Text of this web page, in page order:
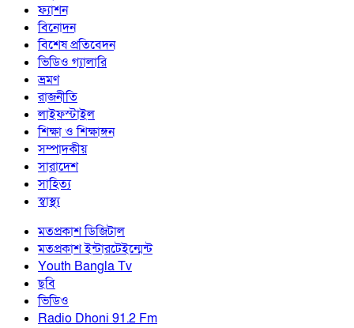
ফ্যাশন
বিনোদন
বিশেষ প্রতিবেদন
ভিডিও গ্যালারি
ভ্রমণ
রাজনীতি
লাইফস্টাইল
শিক্ষা ও শিক্ষাঙ্গন
সম্পাদকীয়
সারাদেশ
সাহিত্য
স্বাস্থ্য
মতপ্রকাশ ডিজিটাল
মতপ্রকাশ ইন্টারটেইন্মেন্ট
Youth Bangla Tv
ছবি
ভিডিও
Radio Dhoni 91.2 Fm